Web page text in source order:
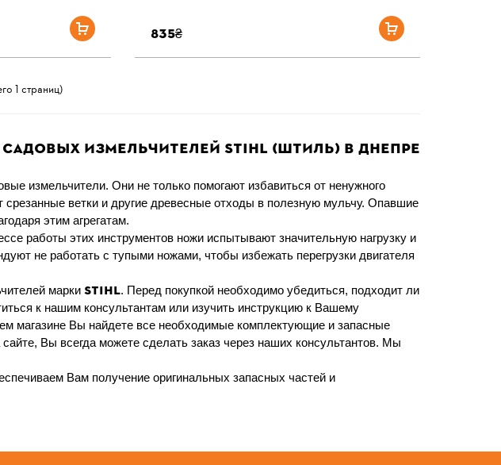
835₴
1 страниц)
измельчителей STIHL (ШТИЛЬ) в Днепре
измельчители. Они не только помогают избавиться от ненужного
ветки и другие древесные отходы в полезную мульчу. Опавшие
этим агрегатам.
работы этих инструментов ножи испытывают значительную нагрузку и
не работать с тупыми ножами, чтобы избежать перегрузки двигателя
марки STIHL. Перед покупкой необходимо убедиться, подходит ли
к нашим консультантам или изучить инструкцию к Вашему
магазине Вы найдете все необходимые комплектующие и запасные
Вы всегда можете сделать заказ через наших консультантов. Мы
Вам получение оригинальных запасных частей и